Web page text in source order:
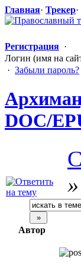
Главная· Трекер·
Регистрация ·
Логин (имя на
· Забыли пароль?
DOC/
»
Автор